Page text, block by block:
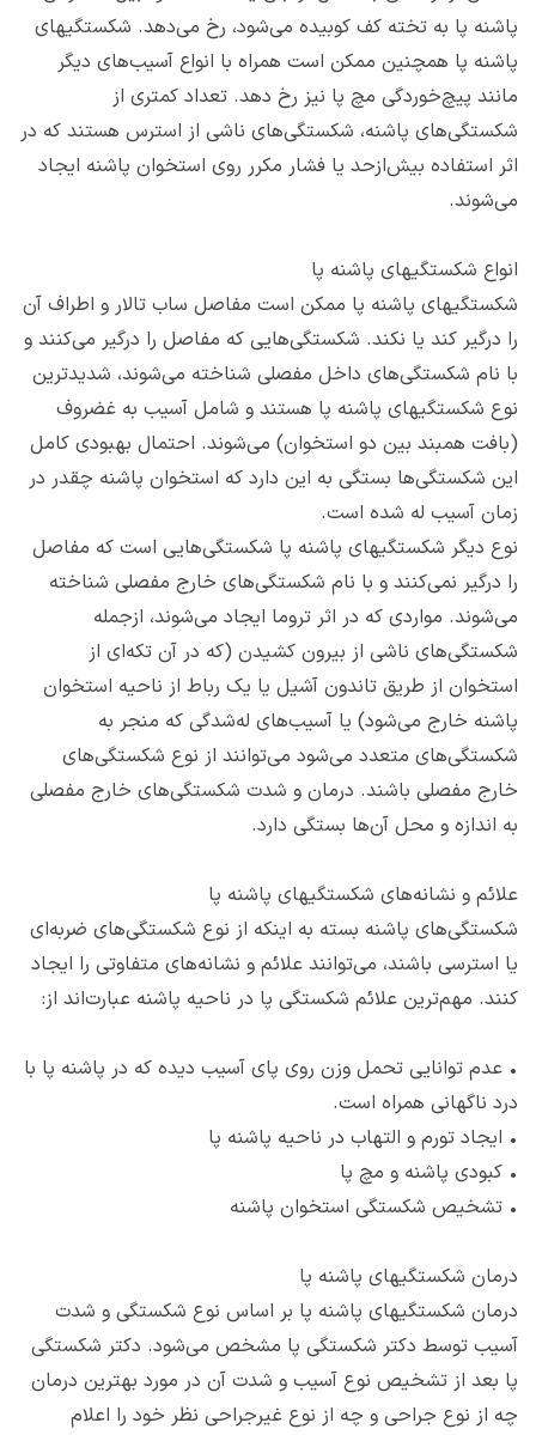
پاشنه پا به تخته کف کوبیده می‌شود، رخ می‌دهد. شکستگی‎های‌
پاشنه پا همچنین ممکن است همراه با انواع آسیب‌های دیگر
مانند پیچ‌خوردگی مچ پا نیز رخ دهد. تعداد کمتری از
شکستگی‌های پاشنه، شکستگی‌های ناشی از استرس هستند که در
اثر استفاده بیش‌ازحد یا فشار مکرر روی استخوان پاشنه ایجاد
می‌شوند.
انواع شکستگی‎های‌ پاشنه پا
شکستگی‎های‌ پاشنه پا ممکن است مفاصل ساب تالار و اطراف آن
را درگیر کند یا نکند. شکستگی‌هایی که مفاصل را درگیر می‌کنند و
با نام شکستگی‌های داخل مفصلی شناخته می‌شوند، شدیدترین
نوع شکستگی‎های‌ پاشنه پا هستند و شامل آسیب به غضروف
(بافت همبند بین دو استخوان) می‌شوند. احتمال بهبودی کامل
این شکستگی‌ها بستگی به این دارد که استخوان پاشنه چقدر در
زمان آسیب له شده است.
نوع دیگر شکستگی‎های‌ پاشنه پا شکستگی‌هایی است که مفاصل
را درگیر نمی‌کنند و با نام شکستگی‌های خارج مفصلی شناخته
می‌شوند. مواردی که در اثر تروما ایجاد می‌شوند، ازجمله
شکستگی‌های ناشی از بیرون کشیدن (که در آن تکه‌ای از
استخوان از طریق تاندون آشیل یا یک رباط از ناحیه استخوان
پاشنه خارج می‌شود) یا آسیب‌های له‌شدگی که منجر به
شکستگی‌های متعدد می‌شود می‌توانند از نوع شکستگی‌های
خارج مفصلی باشند. درمان و شدت شکستگی‌های خارج مفصلی
به اندازه و محل آن‌ها بستگی دارد.
علائم و نشانه‌های شکستگی‎های‌ پاشنه پا
شکستگی‌های پاشنه بسته به اینکه از نوع شکستگی‌های ضربه‌ای
یا استرسی باشند، می‌توانند علائم و نشانه‌های متفاوتی را ایجاد
کنند. مهم‌ترین علائم شکستگی پا در ناحیه پاشنه عبارت‌اند از:
• عدم توانایی تحمل وزن روی پای آسیب دیده که در پاشنه پا با
درد ناگهانی همراه است.
• ایجاد تورم و التهاب در ناحیه پاشنه پا
• کبودی پاشنه و مچ پا
• تشخیص شکستگی استخوان پاشنه
درمان شکستگی‎های‌ پاشنه پا
درمان شکستگی‎های‌ پاشنه پا بر اساس نوع شکستگی و شدت
آسیب توسط دکتر شکستگی پا مشخص می‌شود. دکتر شکستگی
پا بعد از تشخیص نوع آسیب و شدت آن در مورد بهترین درمان
چه از نوع جراحی و چه از نوع غیرجراحی نظر خود را اعلام